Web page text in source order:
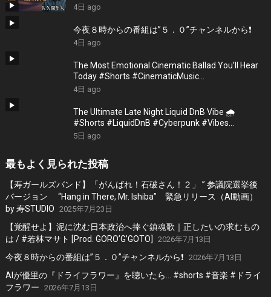
4日 ago
今夜８時からの番組は”５．０”チャンネルから❗️
4日 ago
The Most Emotional Cinematic Ballad You’ll Hear
Today #Shorts #CinematicMusic
#EmotionalVibes #Piano
4日 ago
The Ultimate Late Night Liquid DnB Vibe 🌧️
#Shorts #LiquidDnB #Cyberpunk #Vibes
#ElectronicMusic
5日 ago
最もよく見られた投稿
【寿ガールズバンド】「がんばれ！石破さん！２」 ” 参議院選挙後
バージョン “Hang in There, Mr. Ishiba” 緊急リリース（AI動画）
by 寿STUDIO 2025年7月23日
【覚醒せよ】泥に沈む日本政治へ捧ぐ鎮魂歌｜正したいの求むもの
は / #若林マサト [Prod. GORO’G’GOTO]
2026年7月13日
今夜８時からの番組は”５．０”チャンネルから❗️ 2026年7月13日
AIが優里の『ドライフラワー』を聴いたら… #shorts #音楽 #ドライ
フラワー 2026年7月13日